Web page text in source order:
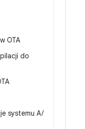
OTA
do
systemu A/